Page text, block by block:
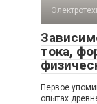
тока,
Первое
опытах